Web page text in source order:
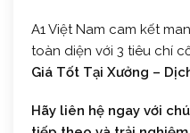
A1 Việt Nam cam kết
toàn diện với 3 tiêu chí
Giá Tốt Tại Xưởng –
Hãy liên hệ ngay với